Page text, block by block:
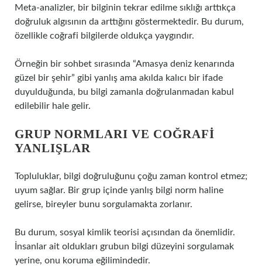
Meta-analizler, bir bilginin tekrar edilme sıklığı arttıkça
doğruluk algısının da arttığını göstermektedir. Bu durum,
özellikle coğrafi bilgilerde oldukça yaygındır.
Örneğin bir sohbet sırasında “Amasya deniz kenarında
güzel bir şehir” gibi yanlış ama akılda kalıcı bir ifade
duyulduğunda, bu bilgi zamanla doğrulanmadan kabul
edilebilir hale gelir.
GRUP NORMLARI VE COĞRAFI
YANLIŞLAR
Topluluklar, bilgi doğruluğunu çoğu zaman kontrol etmez;
uyum sağlar. Bir grup içinde yanlış bilgi norm haline
gelirse, bireyler bunu sorgulamakta zorlanır.
Bu durum, sosyal kimlik teorisi açısından da önemlidir.
İnsanlar ait oldukları grubun bilgi düzeyini sorgulamak
yerine, onu koruma eğilimindedir.